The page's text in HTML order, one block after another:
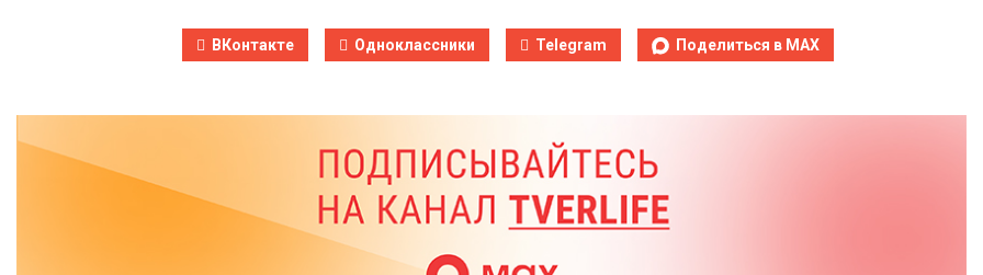
ВКонтакте Одноклассники Telegram Поделиться в MAX